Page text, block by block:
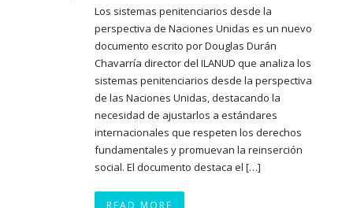
Los sistemas penitenciarios desde la
perspectiva de Naciones Unidas es un nuevo
documento escrito por Douglas Durán
Chavarría director del ILANUD que analiza los
sistemas penitenciarios desde la perspectiva
de las Naciones Unidas, destacando la
necesidad de ajustarlos a estándares
internacionales que respeten los derechos
fundamentales y promuevan la reinserción
social. El documento destaca el […]
READ MORE